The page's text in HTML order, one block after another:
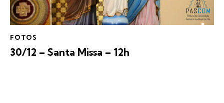
FOTOS
30/12 – Santa Missa – 12h